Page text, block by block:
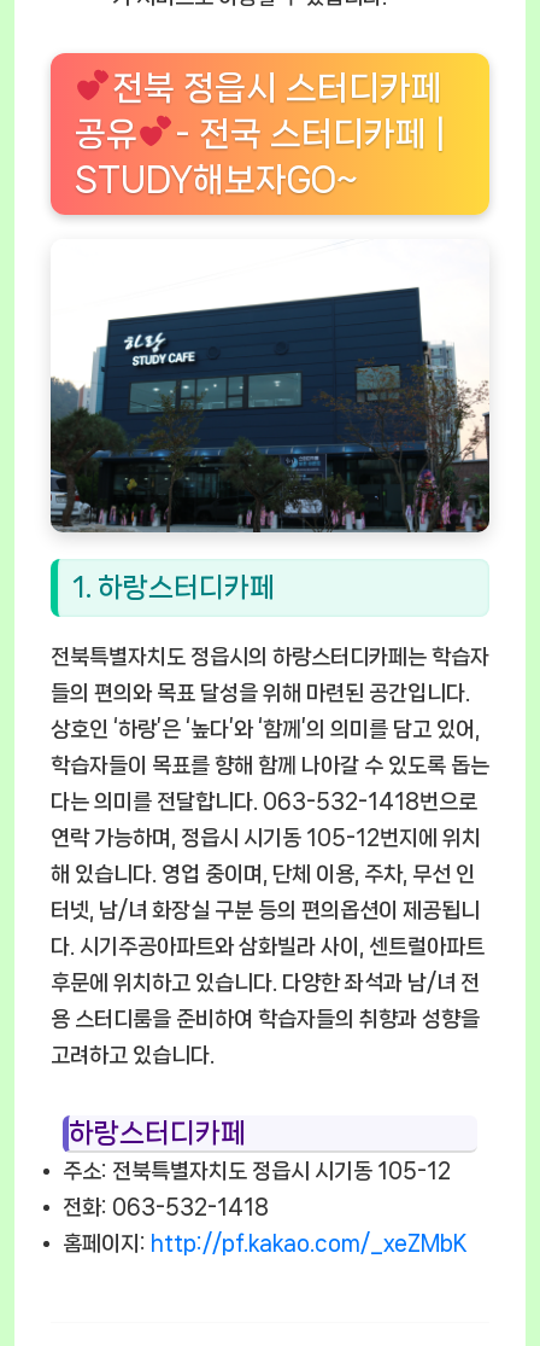
전북 정읍시 스터디카페
공유
- 전국 스터디카페 |
STUDY해보자GO~
1. 하랑스터디카페
전북특별자치도 정읍시의 하랑스터디카페는 학습자
들의 편의와 목표 달성을 위해 마련된 공간입니다.
상호인 ‘하랑’은 ‘높다’와 ‘함께’의 의미를 담고 있어,
학습자들이 목표를 향해 함께 나아갈 수 있도록 돕는
다는 의미를 전달합니다. 063-532-1418번으로
연락 가능하며, 정읍시 시기동 105-12번지에 위치
해 있습니다. 영업 중이며, 단체 이용, 주차, 무선 인
터넷, 남/녀 화장실 구분 등의 편의옵션이 제공됩니
다. 시기주공아파트와 삼화빌라 사이, 센트럴아파트
후문에 위치하고 있습니다. 다양한 좌석과 남/녀 전
용 스터디룸을 준비하여 학습자들의 취향과 성향을
고려하고 있습니다.
하랑스터디카페
주소: 전북특별자치도 정읍시 시기동 105-12
전화: 063-532-1418
홈페이지: http://pf.kakao.com/_xeZMbK